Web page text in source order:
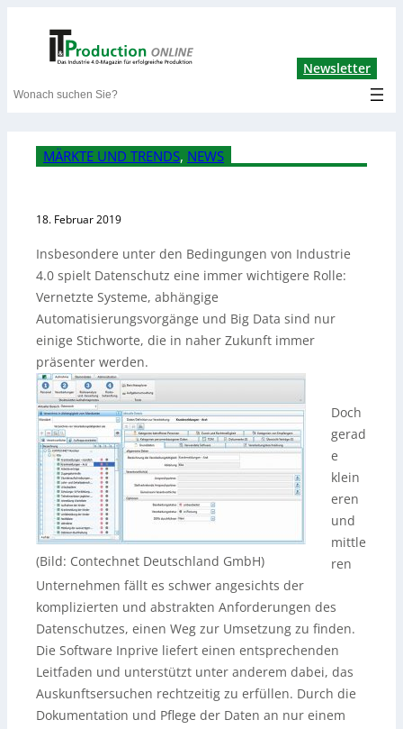
Newsletter
Search
MÄRKTE UND TRENDS, NEWS
18. Februar 2019
Insbesondere unter den Bedingungen von Industrie
4.0 spielt Datenschutz eine immer wichtigere Rolle:
Vernetzte Systeme, abhängige
Automatisierungsvorgänge und Big Data sind nur
einige Stichworte, die in naher Zukunft immer
präsenter werden.
(Bild: Contechnet Deutschland GmbH)
Doch
gerad
e
klein
eren
und
mittle
ren
Unternehmen fällt es schwer angesichts der
komplizierten und abstrakten Anforderungen des
Datenschutzes, einen Weg zur Umsetzung zu finden.
Die Software Inprive liefert einen entsprechenden
Leitfaden und unterstützt unter anderem dabei, das
Auskunftsersuchen rechtzeitig zu erfüllen. Durch die
Dokumentation und Pflege der Daten an nur einem